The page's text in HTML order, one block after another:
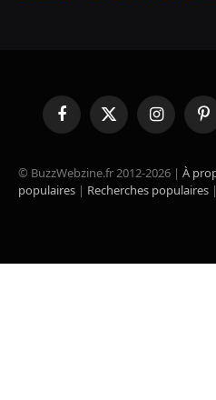
FacebookX
(Twitter)
Instagram
© BuzzWebzine.fr 2012-2026 | À
populaires | Recherches populaires |